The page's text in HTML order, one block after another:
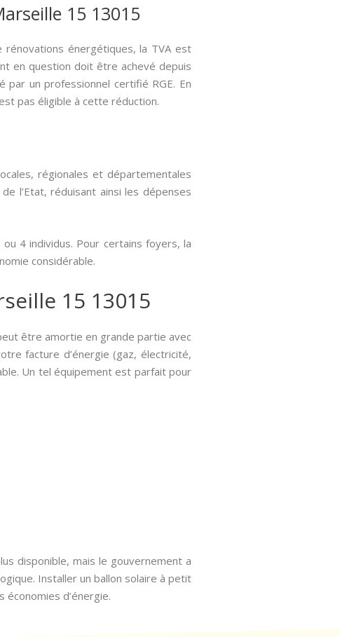
15 13015
rénovations énergétiques, la TVA est
en question doit être achevé depuis
un professionnel certifié RGE. En
pas éligible à cette réduction.
régionales et départementales
l’Etat, réduisant ainsi les dépenses
4 individus. Pour certains foyers, la
considérable.
15 13015
être amortie en grande partie avec
facture d’énergie (gaz, électricité,
Un tel équipement est parfait pour
disponible, mais le gouvernement a
Installer un ballon solaire à petit
économies d’énergie.